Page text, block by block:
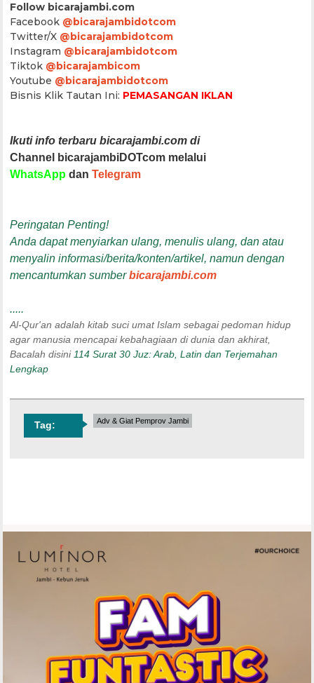
Follow bicarajambi.com
Facebook @bicarajambidotcom
Twitter/X @bicarajambidotcom
Instagram @bicarajambidotcom
Tiktok @bicarajambicom
Youtube @bicarajambidotcom
Bisnis Klik Tautan Ini: PEMASANGAN IKLAN
Ikuti info terbaru bicarajambi.com di
Channel bicarajambiDOTcom melalui
WhatsApp danTelegram
Peringatan Penting!
Anda dapat menyiarkan ulang, menulis ulang, dan atau
menyalin informasi/berita/konten/artikel, namun dengan
mencantumkan sumberbicarajambi.com
.....
Al-Qur'an adalah kitab suci umat Islam sebagai pedoman hidup
agar manusia mencapai kebahagiaan di dunia dan akhirat,
Bacalah disini 114 Surat 30 Juz: Arab, Latin dan Terjemahan
Lengkap
Tag: Adv & Giat Pemprov Jambi